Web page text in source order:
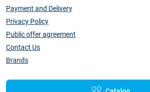
Payment and Delivery
Privacy Policy
Public offer agreement
Contact Us
Brands